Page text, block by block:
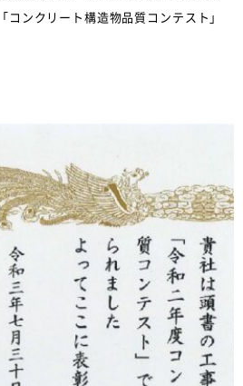
ンクリート構造物品質コンテスト」